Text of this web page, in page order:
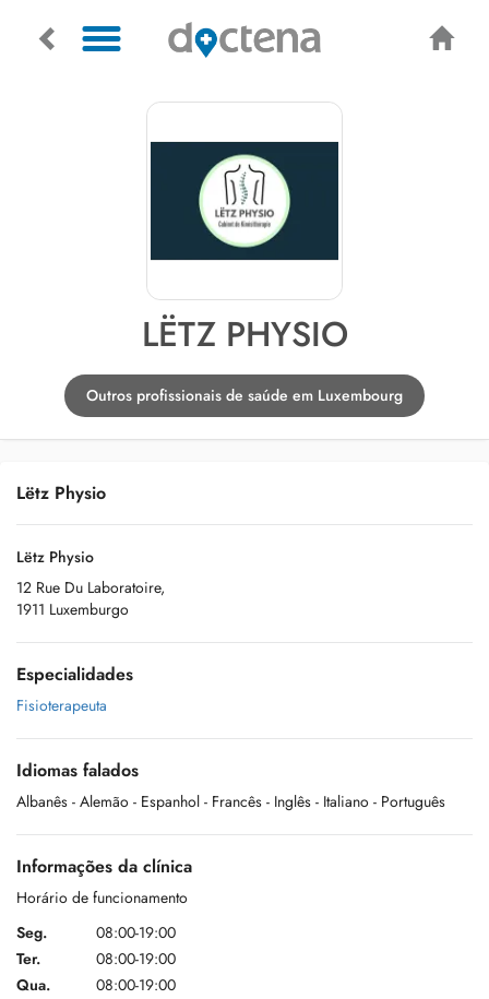
LËTZ PHYSIO
Outros profissionais de saúde em Luxembourg
Lëtz Physio
Lëtz Physio
12 Rue Du Laboratoire,
1911 Luxemburgo
Especialidades
Fisioterapeuta
Idiomas falados
Albanês - Alemão - Espanhol - Francês - Inglês - Italiano - Português
Informações da clínica
Horário de funcionamento
Seg.
08:00-19:00
Ter.
08:00-19:00
Qua.
08:00-19:00